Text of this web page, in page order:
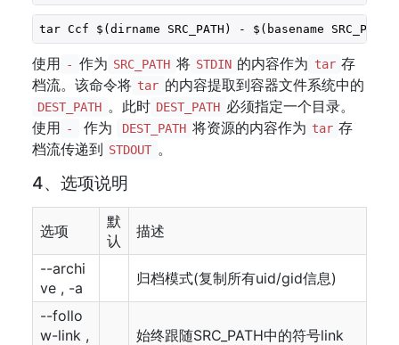
tar Ccf $(dirname SRC_PATH) - $(basename
使用 - 作为 SRC_PATH 将 STDIN 的内容作为 tar 存
档流。该命令将 tar 的内容提取到容器文件系统中的
DEST_PATH 。此时 DEST_PATH 必须指定一个目录。
使用 - 作为 DEST_PATH 将资源的内容作为 tar 存
档流传递到 STDOUT 。
4、选项说明
选项
默
认
描述
--archi
ve , -a
归档模式(复制所有uid/gid信息)
--follo
w-link ,
始终跟随SRC_PATH中的符号link